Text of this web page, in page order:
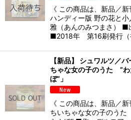
《 この商品は、新品／
ハンディー版 野の花と
雅（あんのみつまさ） ■
■2018年 第16刷発行（
【新品】 シュワルツ／
ちゃな女の子のうた ”
ぼ”」
《 この商品は、新品／
ちいちゃな女の子のうた